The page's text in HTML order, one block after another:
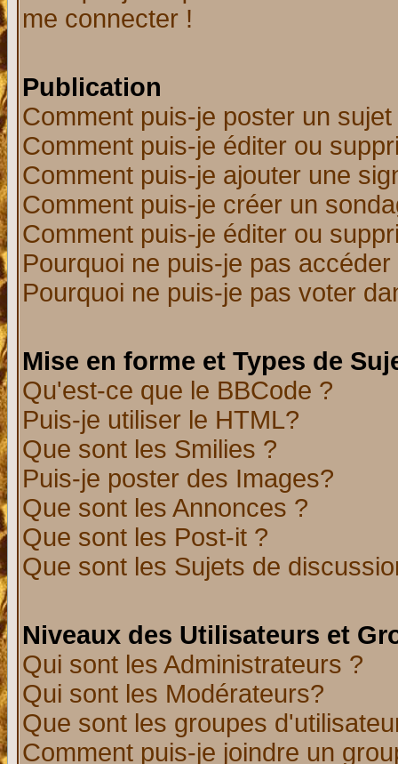
me connecter !
Publication
Comment puis-je poster un
Comment puis-je éditer ou
Comment puis-je ajouter une
Comment puis-je créer un
Comment puis-je éditer ou
Pourquoi ne puis-je pas
Pourquoi ne puis-je pas voter
Mise en forme et Types de
Qu'est-ce que le BBCode ?
Puis-je utiliser le HTML?
Que sont les Smilies ?
Puis-je poster des Images?
Que sont les Annonces ?
Que sont les Post-it ?
Que sont les Sujets de
Niveaux des Utilisateurs et
Qui sont les Administrateurs ?
Qui sont les Modérateurs?
Que sont les groupes
Comment puis-je joindre un